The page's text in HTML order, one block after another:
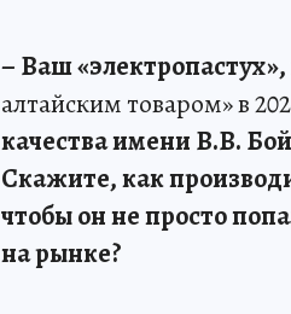
– Ваш
алтайским товаром» в
качества имени В.В.
Скажите, как
чтобы он не просто
на рынке?